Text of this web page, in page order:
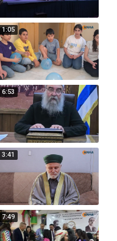
1:05
6:53
3:41
7:49